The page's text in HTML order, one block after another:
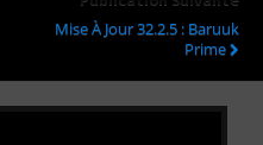
Mise À Jour 32.2.5 : Baruuk
Prime